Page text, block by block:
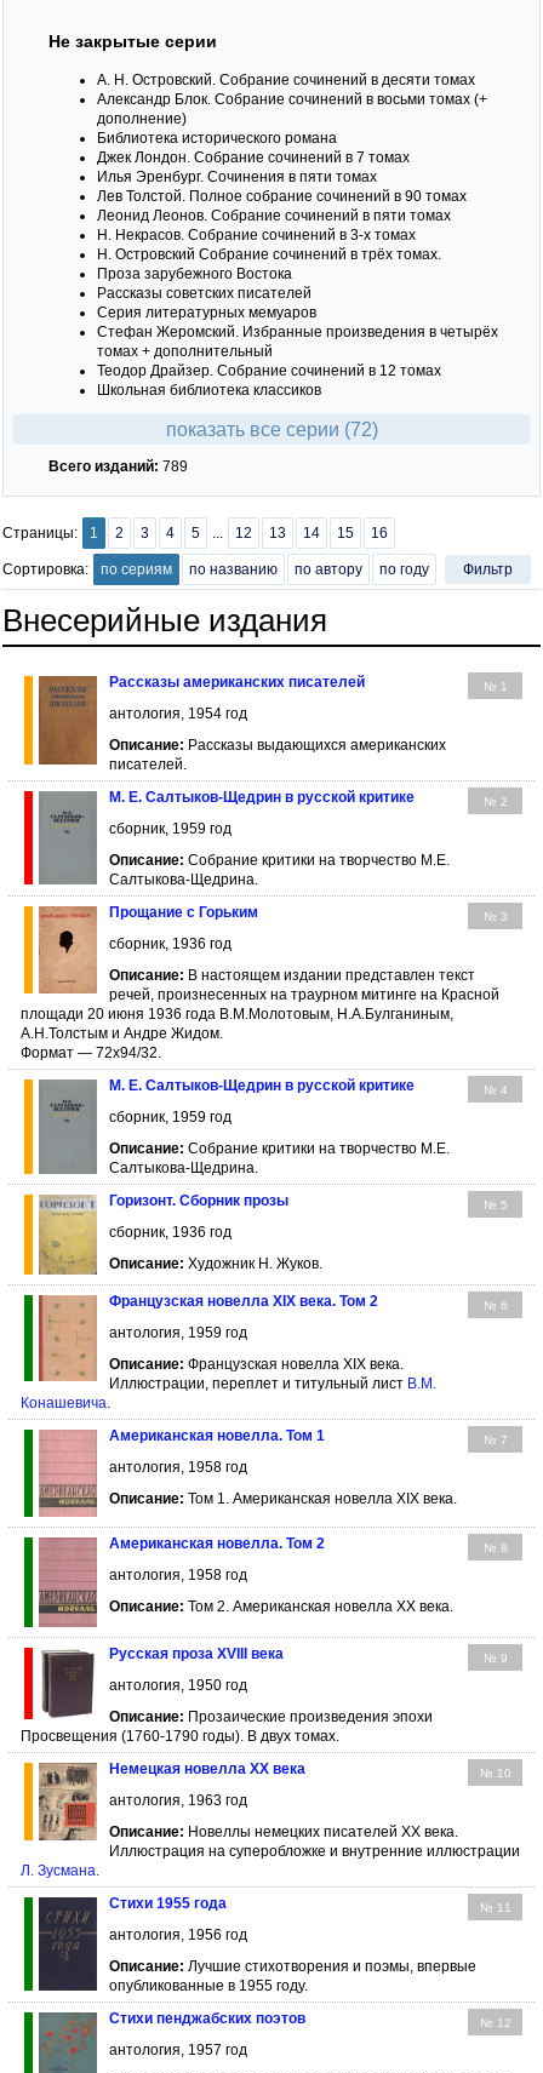
Не закрытые серии
А. Н. Островский. Собрание сочинений в десяти томах
Александр Блок. Собрание сочинений в восьми томах (+
дополнение)
Библиотека исторического романа
Джек Лондон. Собрание сочинений в 7 томах
Илья Эренбург. Сочинения в пяти томах
Лев Толстой. Полное собрание сочинений в 90 томах
Леонид Леонов. Собрание сочинений в пяти томах
Н. Некрасов. Собрание сочинений в 3-х томах
Н. Островский Собрание сочинений в трёх томах.
Проза зарубежного Востока
Рассказы советских писателей
Серия литературных мемуаров
Стефан Жеромский. Избранные произведения в четырёх
томах + дополнительный
Теодор Драйзер. Собрание сочинений в 12 томах
Школьная библиотека классиков
показать все серии (72)
Всего изданий: 789
Страницы: 1 2 3 4 5 ... 12 13 14 15 16
Сортировка: по сериям по названию по автору по году Фильтр
Внесерийные издания
№ 1
Рассказы американских писателей
антология, 1954 год
Описание: Рассказы выдающихся американских
писателей.
№ 2
М. Е. Салтыков-Щедрин в русской критике
сборник, 1959 год
Описание: Собрание критики на творчество М.Е.
Салтыкова-Щедрина.
№ 3
Прощание с Горьким
сборник, 1936 год
Описание: В настоящем издании представлен текст
речей, произнесенных на траурном митинге на Красной
площади 20 июня 1936 года В.М.Молотовым, Н.А.Булганиным,
А.Н.Толстым и Андре Жидом.
Формат — 72x94/32.
№ 4
М. Е. Салтыков-Щедрин в русской критике
сборник, 1959 год
Описание: Собрание критики на творчество М.Е.
Салтыкова-Щедрина.
№ 5
Горизонт. Сборник прозы
сборник, 1936 год
Описание: Художник Н. Жуков.
№ 6
Французская новелла XIX века. Том 2
антология, 1959 год
Описание: Французская новелла XIX века.
Иллюстрации, переплет и титульный лист В.М.
Конашевича.
№ 7
Американская новелла. Том 1
антология, 1958 год
Описание: Том 1. Американская новелла XIX века.
№ 8
Американская новелла. Том 2
антология, 1958 год
Описание: Том 2. Американская новелла XX века.
№ 9
Русская проза XVIII века
антология, 1950 год
Описание: Прозаические произведения эпохи
Просвещения (1760-1790 годы). В двух томах.
№ 10
Немецкая новелла ХХ века
антология, 1963 год
Описание: Новеллы немецких писателей ХХ века.
Иллюстрация на суперобложке и внутренние иллюстрации
Л. Зусмана
№ 11
Стихи 1955 года
антология, 1956 год
Описание: Лучшие стихотворения и поэмы, впервые
опубликованные в 1955 году.
№ 12
Стихи пенджабских поэтов
антология, 1957 год